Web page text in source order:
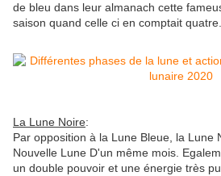
de bleu dans leur almanach cette
saison quand celle ci en comptait quatre.
La Lune Noire:
Par opposition à la Lune Bleue, la Lune
Nouvelle Lune D'un même mois.
un double pouvoir et une énergie très